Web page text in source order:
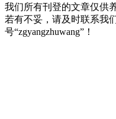
我们所有刊登的文章仅供
若有不妥，请及时联系我
号“zgyangzhuwang”！